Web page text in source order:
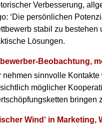
Verbesserung,
‘Die persönlichen
stabil zu bestehen
Lösungen.
Beobachtung,
nehmen sinnvolle
möglicher
bringen
Wind‘ in